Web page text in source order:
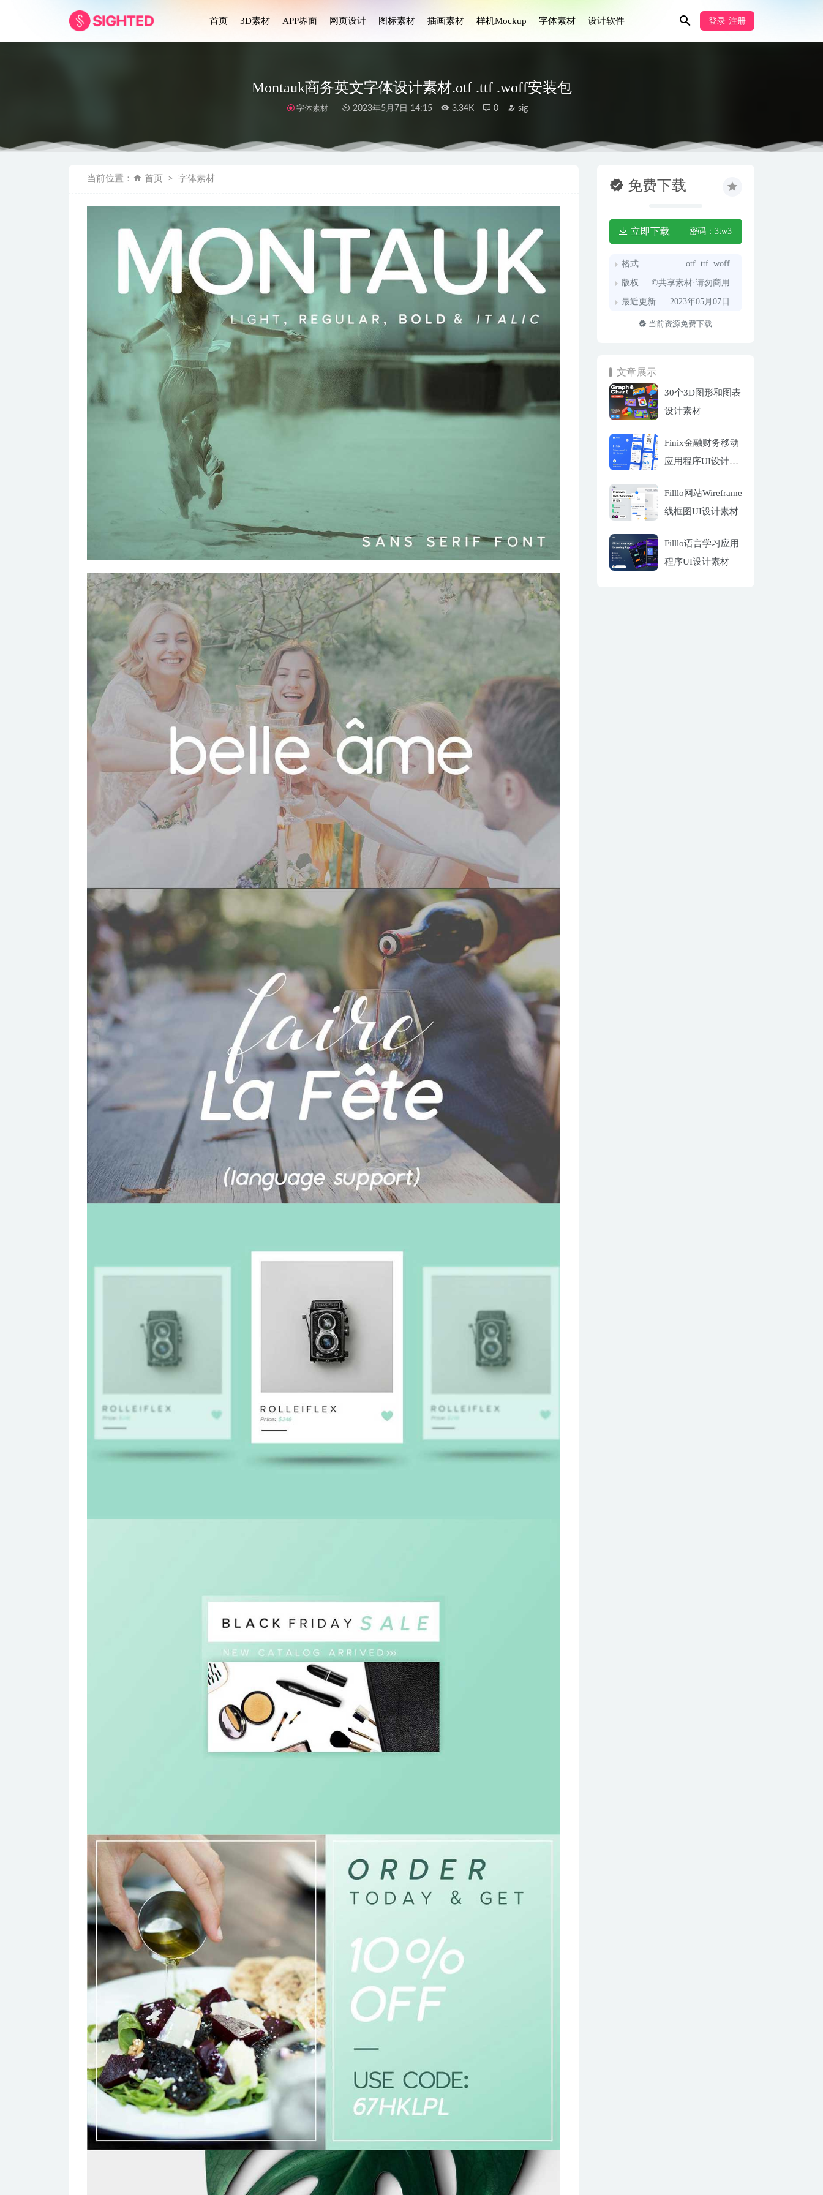
首页 3D素材 APP界面 网页设计 图标素材 插画素材 样机Mockup 字体素材 设计软件 登录·注册
Montauk商务英文字体设计素材.otf .ttf .woff安装包
字体素材 2023年5月7日 14:15 3.34K 0 sig
当前位置： 首页 字体素材 免费下载
立即下载 密码：3tw3
格式 .otf .ttf .woff
版权 ©共享素材·请勿商用
最近更新 2023年05月07日
当前资源免费下载
文章展示
30个3D图形和图表
设计素材
Finix金融财务移动
应用程序UI设计套
Filllo网站Wireframe
线框图UI设计素材
Filllo语言学习应用
程序UI设计素材
20个3D设计思维图标素材 2024-11-16
时尚类电商网站ui设计 .psd素材 2021-01-19
Element简洁网页排版布局设计素材 2023-07-02